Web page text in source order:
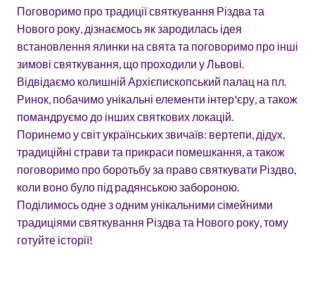
Поговоримо про традиції святкування Різдва та
Нового року, дізнаємось як зародилась ідея
встановлення ялинки на свята та поговоримо про інші
зимові святкування, що проходили у Львові.
Відвідаємо колишній Архієпископський палац на пл.
Ринок, побачимо унікальні елементи інтер'єру, а також
помандруємо до інших святкових локацій.
Поринемо у світ українських звичаїв: вертепи, дідух,
традиційні страви та прикраси помешкання, а також
поговоримо про боротьбу за право святкувати Різдво,
коли воно було під радянською забороною.
Поділимось одне з одним унікальними сімейними
традиціями святкування Різдва та Нового року, тому
готуйте історії!